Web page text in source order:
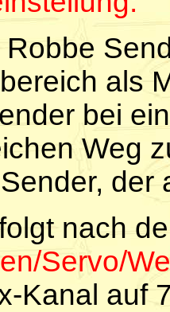
als
bei
Weg
der
nach
Servo/
Kanal auf